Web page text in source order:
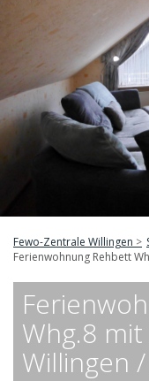
Fewo-Zentrale Willingen
Ferienwohnung Rehbett
Whg.8
Willingen